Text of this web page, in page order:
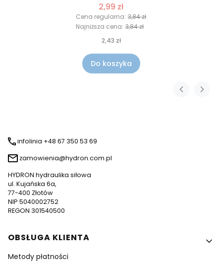
2,99 zł
Cena regularna: 3,84 zł
Najniższa cena: 3,84 zł
2,43 zł
Do koszyka
infolinia +48 67 350 53 69
zamowienia@hydron.com.pl
HYDRON hydraulika siłowa
ul. Kujańska 6a,
77-400 Złotów
NIP 5040002752
REGON 301540500
Linki w stopce
OBSŁUGA KLIENTA
Metody płatności